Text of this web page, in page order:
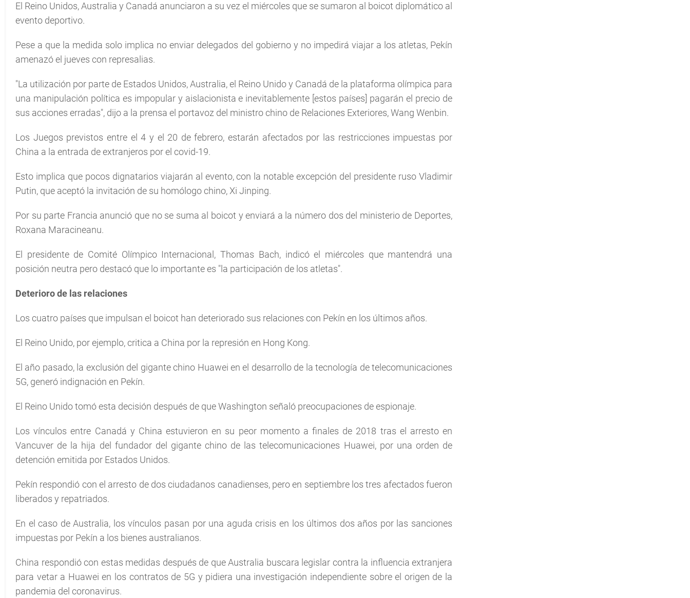
El Reino Unidos, Australia y Canadá anunciaron a su vez el miércoles que se sumaron al boicot diplomático al
evento deportivo.
Pese a que la medida solo implica no enviar delegados del gobierno y no impedirá viajar a los atletas, Pekín
amenazó el jueves con represalias.
"La utilización por parte de Estados Unidos, Australia, el Reino Unido y Canadá de la plataforma olímpica para
una manipulación política es impopular y aislacionista e inevitablemente [estos países] pagarán el precio de
sus acciones erradas", dijo a la prensa el portavoz del ministro chino de Relaciones Exteriores, Wang Wenbin.
Los Juegos previstos entre el 4 y el 20 de febrero, estarán afectados por las restricciones impuestas por
China a la entrada de extranjeros por el covid-19.
Esto implica que pocos dignatarios viajarán al evento, con la notable excepción del presidente ruso Vladimir
Putin, que aceptó la invitación de su homólogo chino, Xi Jinping.
Por su parte Francia anunció que no se suma al boicot y enviará a la número dos del ministerio de Deportes,
Roxana Maracineanu.
El presidente de Comité Olímpico Internacional, Thomas Bach, indicó el miércoles que mantendrá una
posición neutra pero destacó que lo importante es "la participación de los atletas".
Deterioro de las relaciones
Los cuatro países que impulsan el boicot han deteriorado sus relaciones con Pekín en los últimos años.
El Reino Unido, por ejemplo, critica a China por la represión en Hong Kong.
El año pasado, la exclusión del gigante chino Huawei en el desarrollo de la tecnología de telecomunicaciones
5G, generó indignación en Pekín.
El Reino Unido tomó esta decisión después de que Washington señaló preocupaciones de espionaje.
Los vínculos entre Canadá y China estuvieron en su peor momento a finales de 2018 tras el arresto en
Vancuver de la hija del fundador del gigante chino de las telecomunicaciones Huawei, por una orden de
detención emitida por Estados Unidos.
Pekín respondió con el arresto de dos ciudadanos canadienses, pero en septiembre los tres afectados fueron
liberados y repatriados.
En el caso de Australia, los vínculos pasan por una aguda crisis en los últimos dos años por las sanciones
impuestas por Pekín a los bienes australianos.
China respondió con estas medidas después de que Australia buscara legislar contra la influencia extranjera
para vetar a Huawei en los contratos de 5G y pidiera una investigación independiente sobre el origen de la
pandemia del coronavirus.